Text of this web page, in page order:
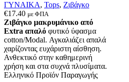
ΓΥΝΑΙΚΑ, Tops, Ζιβάγκο
€17.40 με ΦΠΑ
Ζιβάγκο μακρυμάνικο από
Extra απαλό φυτικό ύφασμα
cotton/Modal. Αγκαλιάζει απαλά
χαρίζοντας ευχάριστη αίσθηση.
Ανθεκτικό στην καθημερινή
χρήση και στα συχνά πλυσίματα.
Ελληνικό Προϊόν Παραγωγής